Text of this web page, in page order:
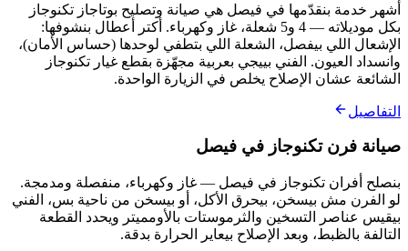
أشهر خدمة بنقدّمها في فيصل هي صيانة وتصليح بوتاجاز تكنوجاز
بكل موديلاته — 4 و5 شعلة، غاز وكهرباء. أكتر أعطال بنشوفها:
الإشعال اللي بيفصل، الشعلة اللي بتطفي لوحدها (حساس الأمان)،
وانسداد العيون. الفني بييجي بعربية مجهّزة بقطع غيار تكنوجاز
الشائعة عشان الإصلاح يخلص في الزيارة الواحدة.
التفاصيل
صيانة فرن تكنوجاز في فيصل
بنصلح أفران تكنوجاز في فيصل — غاز وكهرباء، منفصلة ومدمجة.
لو الفرن مش بيسخن، بيحرق الأكل، أو بيسخن من ناحية بس، الفني
بيقيس عناصر التسخين والثرموستات بالأومميتر ويحدد القطعة
التالفة بالظبط، وبعد الإصلاح بيعاير الحرارة بدقة.